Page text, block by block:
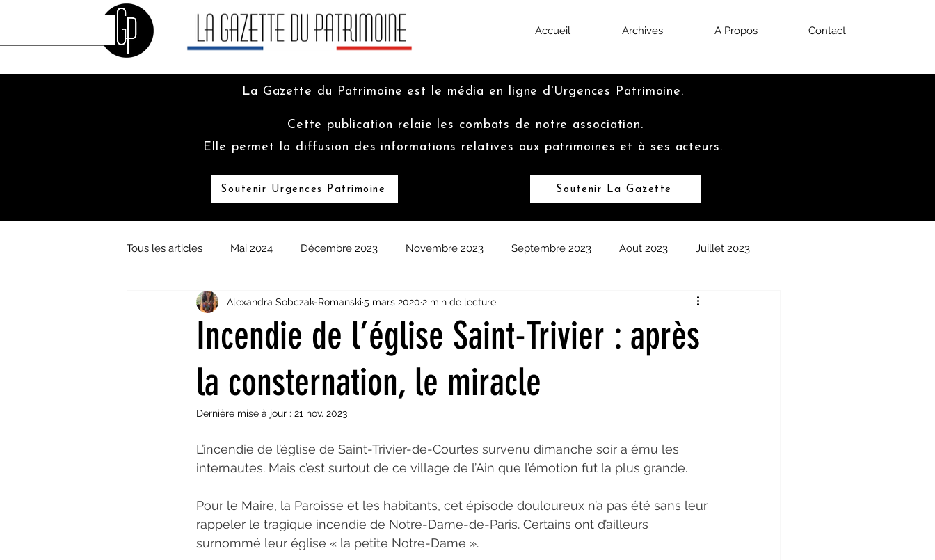
Accueil Archives A Propos Contact
La Gazette du Patrimoine est le média en ligne d'Urgences Patrimoine.
Cette publication relaie les combats de notre association.
Elle permet la diffusion des informations relatives aux patrimoines et à ses acteurs.
Soutenir Urgences Patrimoine Soutenir La Gazette
Tous les articles Mai 2024 Décembre 2023 Novembre 2023 Septembre 2023 Aout 2023 Juillet 2023
Juin 2023 Mai 2023 Février 2023 Janvier 2023 Décembre 2022 Septembre 2022
Mai 2022 Février 2022
Décembre 2021 Octobre 2021
Avril 2021 Mars 2021
Incendie de l’église Saint-Trivier : après
la consternation, le miracle
Alexandra Sobczak-Romanski 5 mars 2020 2 min de lecture
Dernière mise à jour : 21 nov. 2023
L’incendie de l’église de Saint-Trivier-de-Courtes survenu dimanche soir a ému les
internautes. Mais c’est surtout de ce village de l’Ain que l’émotion fut la plus grande.
Pour le Maire, la Paroisse et les habitants, cet épisode douloureux n’a pas été sans leur
rappeler le tragique incendie de Notre-Dame-de-Paris. Certains ont d’ailleurs
surnommé leur église « la petite Notre-Dame ».